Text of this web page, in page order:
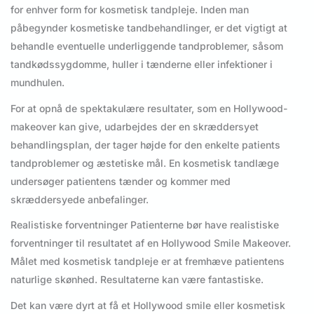
for enhver form for kosmetisk tandpleje. Inden man
påbegynder kosmetiske tandbehandlinger, er det vigtigt at
behandle eventuelle underliggende tandproblemer, såsom
tandkødssygdomme, huller i tænderne eller infektioner i
mundhulen.
For at opnå de spektakulære resultater, som en Hollywood-
makeover kan give, udarbejdes der en skræddersyet
behandlingsplan, der tager højde for den enkelte patients
tandproblemer og æstetiske mål. En kosmetisk tandlæge
undersøger patientens tænder og kommer med
skræddersyede anbefalinger.
Realistiske forventninger Patienterne bør have realistiske
forventninger til resultatet af en Hollywood Smile Makeover.
Målet med kosmetisk tandpleje er at fremhæve patientens
naturlige skønhed. Resultaterne kan være fantastiske.
Det kan være dyrt at få et Hollywood smile eller kosmetisk